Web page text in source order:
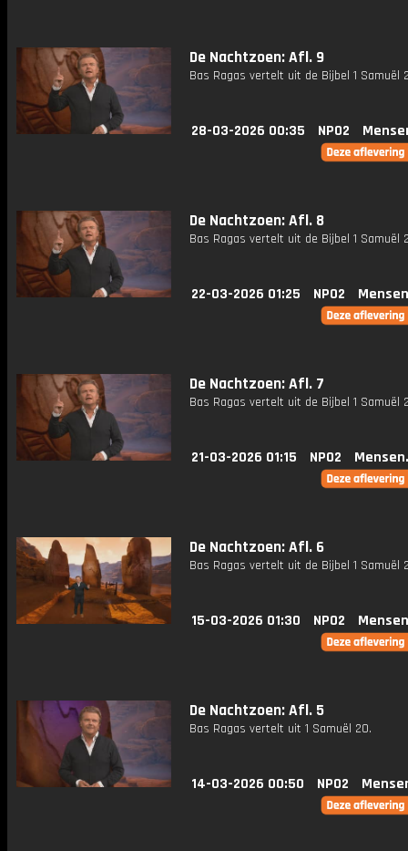
De Nachtzoen: Afl. 9
Bas Ragas vertelt uit de Bijbel 1 Samuël
28-03-2026 00:35 NPO2
De Nachtzoen: Afl. 8
Bas Ragas vertelt uit de Bijbel 1 Samuël
22-03-2026 01:25 NPO2
De Nachtzoen: Afl. 7
Bas Ragas vertelt uit de Bijbel 1 Samuël
21-03-2026 01:15 NPO2
De Nachtzoen: Afl. 6
Bas Ragas vertelt uit de Bijbel 1 Samuël
15-03-2026 01:30 NPO2
De Nachtzoen: Afl. 5
Bas Ragas vertelt uit 1 Samuël 20.
14-03-2026 00:50 NPO2